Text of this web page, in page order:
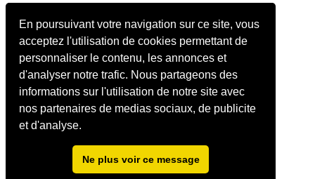
En poursuivant votre navigation sur ce site, vous
acceptez l'utilisation de cookies permettant de
personnaliser le contenu, les annonces et
d'analyser notre trafic. Nous partageons des
informations sur l'utilisation de notre site avec
nos partenaires de medias sociaux, de publicite
et d'analyse.
Ne plus voir ce message